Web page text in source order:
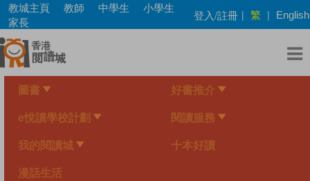
Skip
main
content
教城主頁 教師 中學生
小學生
家長
登入/註冊 | 繁 | English
圖書 好書推介
e悅讀學校計劃 閱讀服務
我的閱讀城 十本好讀
漫話生活